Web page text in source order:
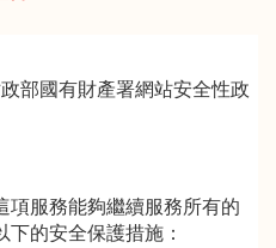
署網站安全性政
項服務能夠繼續服務所有的
的安全保護措施：